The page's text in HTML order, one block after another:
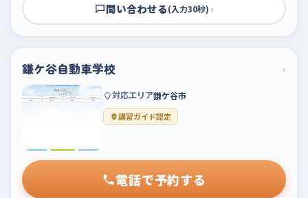
問い合わせる(入力30秒) ›
鎌ケ谷自動車学校 ›
対応エリア鎌ケ谷市
講習ガイド認定
電話で予約する